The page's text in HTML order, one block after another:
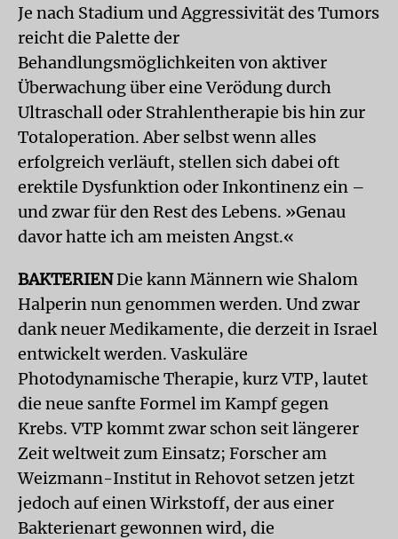
Je nach Stadium und Aggressivität des Tumors
reicht die Palette der
Behandlungsmöglichkeiten von aktiver
Überwachung über eine Verödung durch
Ultraschall oder Strahlentherapie bis hin zur
Totaloperation. Aber selbst wenn alles
erfolgreich verläuft, stellen sich dabei oft
erektile Dysfunktion oder Inkontinenz ein –
und zwar für den Rest des Lebens. »Genau
davor hatte ich am meisten Angst.«
BAKTERIENDie kann Männern wie Shalom
Halperin nun genommen werden. Und zwar
dank neuer Medikamente, die derzeit in Israel
entwickelt werden. Vaskuläre
Photodynamische Therapie, kurz VTP, lautet
die neue sanfte Formel im Kampf gegen
Krebs. VTP kommt zwar schon seit längerer
Zeit weltweit zum Einsatz; Forscher am
Weizmann-Institut in Rehovot setzen jetzt
jedoch auf einen Wirkstoff, der aus einer
Bakterienart gewonnen wird, die